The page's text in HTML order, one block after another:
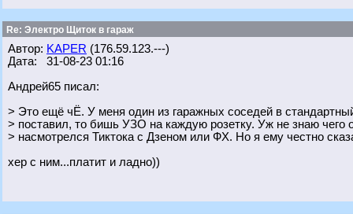
Re: Электро Щиток в гараж
Автор: KAPER (176.59.123.---)
Дата: 31-08-23 01:16
Андрей65 писал:
> Это ещё чЁ. У меня один из гаражных соседей в
> поставил, то бишь УЗО на каждую розетку. Уж не знаю чего
> насмотрелся Тиктока с Дзеном или ФХ. Но я ему честно
хер с ним...платит и ладно))